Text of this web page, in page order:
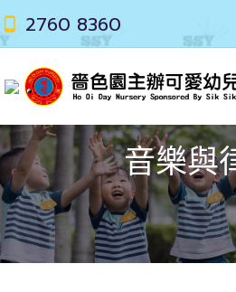
2760 8360
音樂與